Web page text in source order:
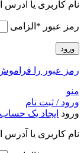
نام کاربری یا آدرس
رمز عبور * الزامی
ورود
رمز عبور را
منو
ورود / ثبت نام
ورود ایجاد یک
نام کاربری یا آدرس